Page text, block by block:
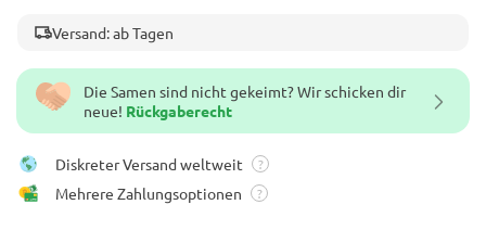
Die Samen sind nicht gekeimt? Wir schicken dir
neue! Rückgaberecht
Diskreter Versand weltweit ?
Mehrere Zahlungsoptionen ?
Versand: ab Tagen